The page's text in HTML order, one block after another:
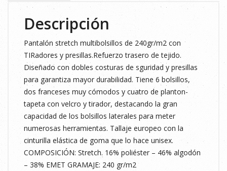
Descripción
Pantalón stretch multibolsillos de 240gr/m2 con
TIRadores y presillas.Refuerzo trasero de tejido.
Diseñado con dobles costuras de sguridad y presillas
para garantiza mayor durabilidad. Tiene 6 bolsillos,
dos franceses muy cómodos y cuatro de planton-
tapeta con velcro y tirador, destacando la gran
capacidad de los bolsillos laterales para meter
numerosas herramientas. Tallaje europeo con la
cinturilla elástica de goma que lo hace unisex.
COMPOSICIÓN: Stretch. 16% poliéster – 46% algodón
– 38% EMET GRAMAJE: 240 gr/m2